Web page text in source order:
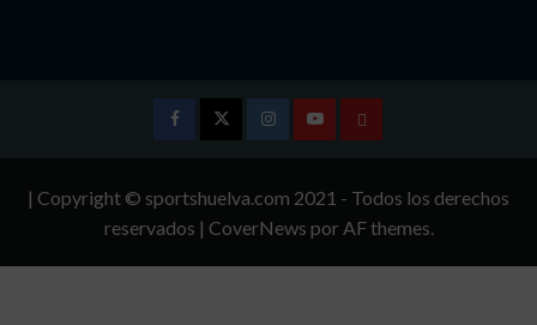
InstagramYoutubeTÉRMINOS
CONDICIONES
| Copyright © sportshuelva.com 2021 - Todos los derechos
reservados | CoverNews por AF themes.